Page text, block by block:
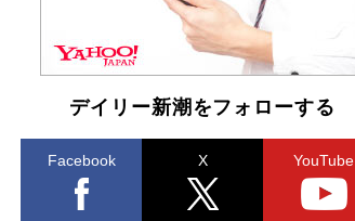
デイリー新潮をフォローする
Facebook X YouTube